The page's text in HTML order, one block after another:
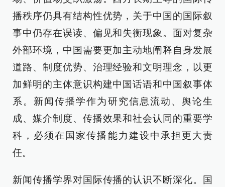
播秩序仍具有结构性优势，关于中国的国际叙
事中仍存在误读、偏见和失衡现象。面对复杂
外部环境，中国需要更加主动地阐释自身发展
道路、制度优势、治理经验和文明理念，以更
加鲜明的主体意识构建中国话语和中国叙事体
系。新闻传播学作为研究信息流动、舆论生
成、媒介制度、传播效果和社会认同的重要学
科，必须在国家传播能力建设中承担更大责
任。
新闻传播学界对国际传播的认识不断深化。国